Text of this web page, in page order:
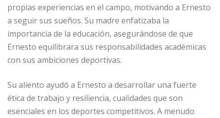
propias experiencias en el campo, motivando a Ernesto
a seguir sus sueños. Su madre enfatizaba la
importancia de la educación, asegurándose de que
Ernesto equilibrara sus responsabilidades académicas
con sus ambiciones deportivas.
Su aliento ayudó a Ernesto a desarrollar una fuerte
ética de trabajo y resiliencia, cualidades que son
esenciales en los deportes competitivos. A menudo